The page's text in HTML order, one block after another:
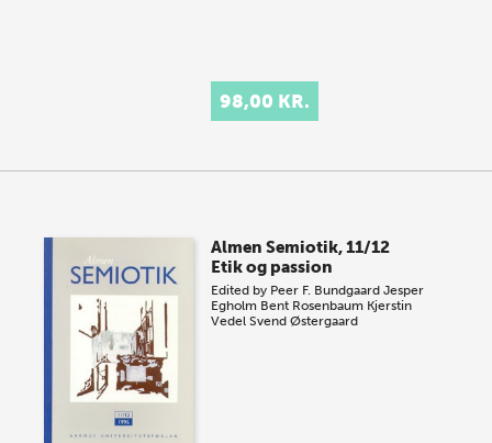
98,00 KR.
Almen Semiotik, 11/12
Etik og passion
Edited by Peer F. Bundgaard Jesper
Egholm Bent Rosenbaum Kjerstin
Vedel Svend Østergaard